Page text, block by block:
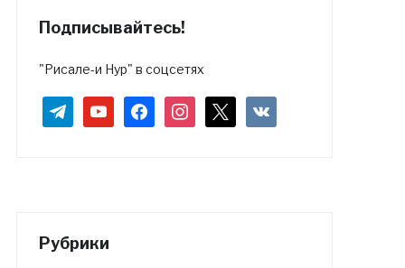
Подписывайтесь!
"Рисале-и Нур" в соцсетях
telegramyoutubefacebookinstagram vkontakte
Рубрики